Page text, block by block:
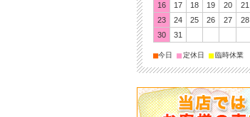
16
17 18 19 20 21
23
24 25 26 27 28
30
31
■今日 ■定休日 ■臨時休業